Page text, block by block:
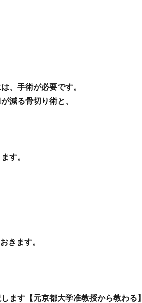
、手術が必要です。
減る骨切り術と、
す。
きます。
ます【元京都大学准教授から教わる】